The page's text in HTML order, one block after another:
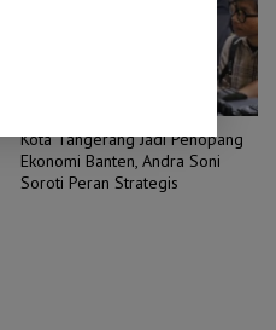
Kota Tangerang Jadi Penopang
Ekonomi Banten, Andra Soni
Soroti Peran Strategis